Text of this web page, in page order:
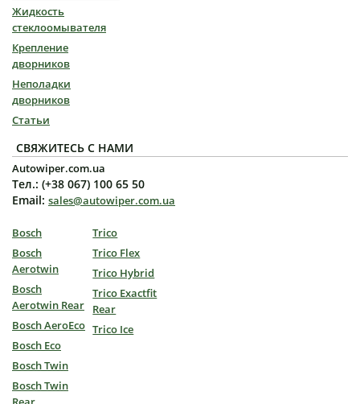
Жидкость
стеклоомывателя
Крепление
дворников
Неполадки
дворников
Статьи
СВЯЖИТЕСЬ С НАМИ
Autowiper.com.ua
Тел.: (+38 067) 100 65 50
Email: sales@autowiper.com.ua
Bosch
Bosch
Aerotwin
Bosch
Aerotwin Rear
Bosch AeroEco
Bosch Eco
Bosch Twin
Bosch Twin
Trico
Trico Flex
Trico Hybrid
Trico Exactfit
Rear
Trico Ice